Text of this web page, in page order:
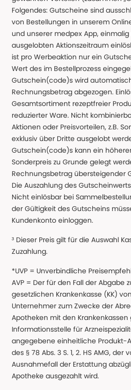
Folgendes: Gutscheine sind
von Bestellungen in unserem
und unserer medpex App,
ausgelobten Aktionszeitraum
ist pro Werbeaktion nur ein
Wert des im Bestellprozess
Gutschein(code)s wird
Rechnungsbetrag abgezogen.
Gesamtsortiment rezeptfreier
reduzierter Ware. Nicht
Aktionen oder Preisvorteilen, z.B.
exklusiv über Dritte ausgelobt
Gutschein(code)s kann ein
Sonderpreis zu Grunde gelegt
Rechnungsbetrag übersteigender
Die Auszahlung des
Nicht einlösbar bei
der Gültigkeit des Gutscheins
Kundenkonto einloggen.
³ Dieser Preis gilt für die Auswahl
Zuzahlung.
*UVP = Unverbindliche
AVP = Der für den Fall der Abgabe
gesetzlichen Krankenkasse (KK)
Unternehmer zum Zwecke der
Apotheken mit den
Informationsstelle für
angegebene einheitliche Produkt-
des § 78 Abs. 3 S. 1, 2. HS AMG, der
Ausnahmefall der Erstattung
Apotheke ausgezahlt wird.